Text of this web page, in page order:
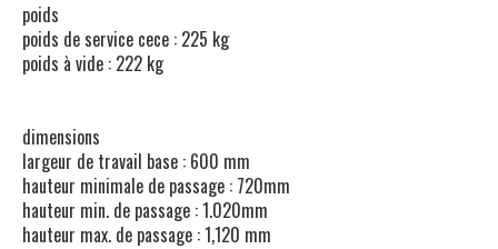
poids
poids de service cece : 225 kg
poids à vide : 222 kg
dimensions
largeur de travail base : 600 mm
hauteur minimale de passage : 720mm
hauteur min. de passage : 1.020mm
hauteur max. de passage : 1,120 mm